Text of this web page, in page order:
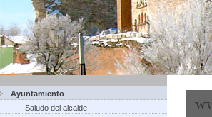
Ayuntamiento
Saludo del alcalde